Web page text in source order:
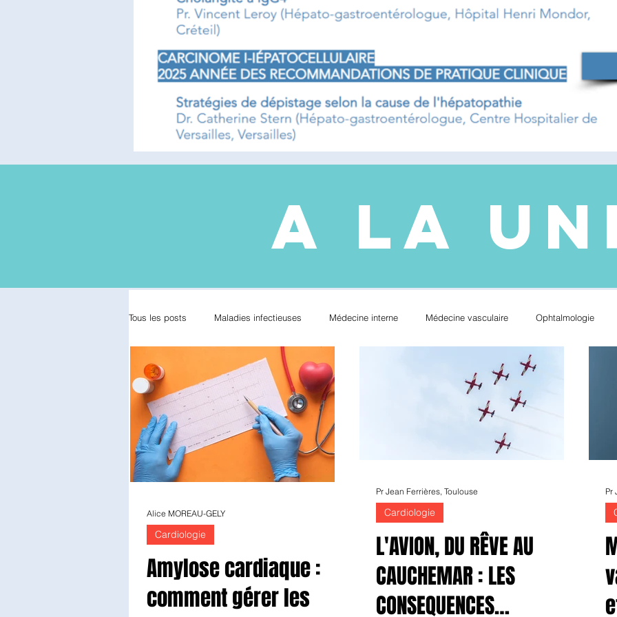
A LA
Tous les posts Maladies infectieuses Médecine interne Médecine vasculaire Ophtalmologie
Appareil locomoteur Gynécologie Hématologie
Odontologie Réanimation Hépato-Gastro-entérologie
Diabétologie Anatomie pathologique
Endocrinologie
Amylose cardiaque :
comment gérer les
Cardiologie
Alice MOREAU-GELY
L'AVION, DU RÊVE AU
CAUCHEMAR : LES
CONSEQUENCES
Cardiologie
Pr Jean Ferrières, Toulouse Pr